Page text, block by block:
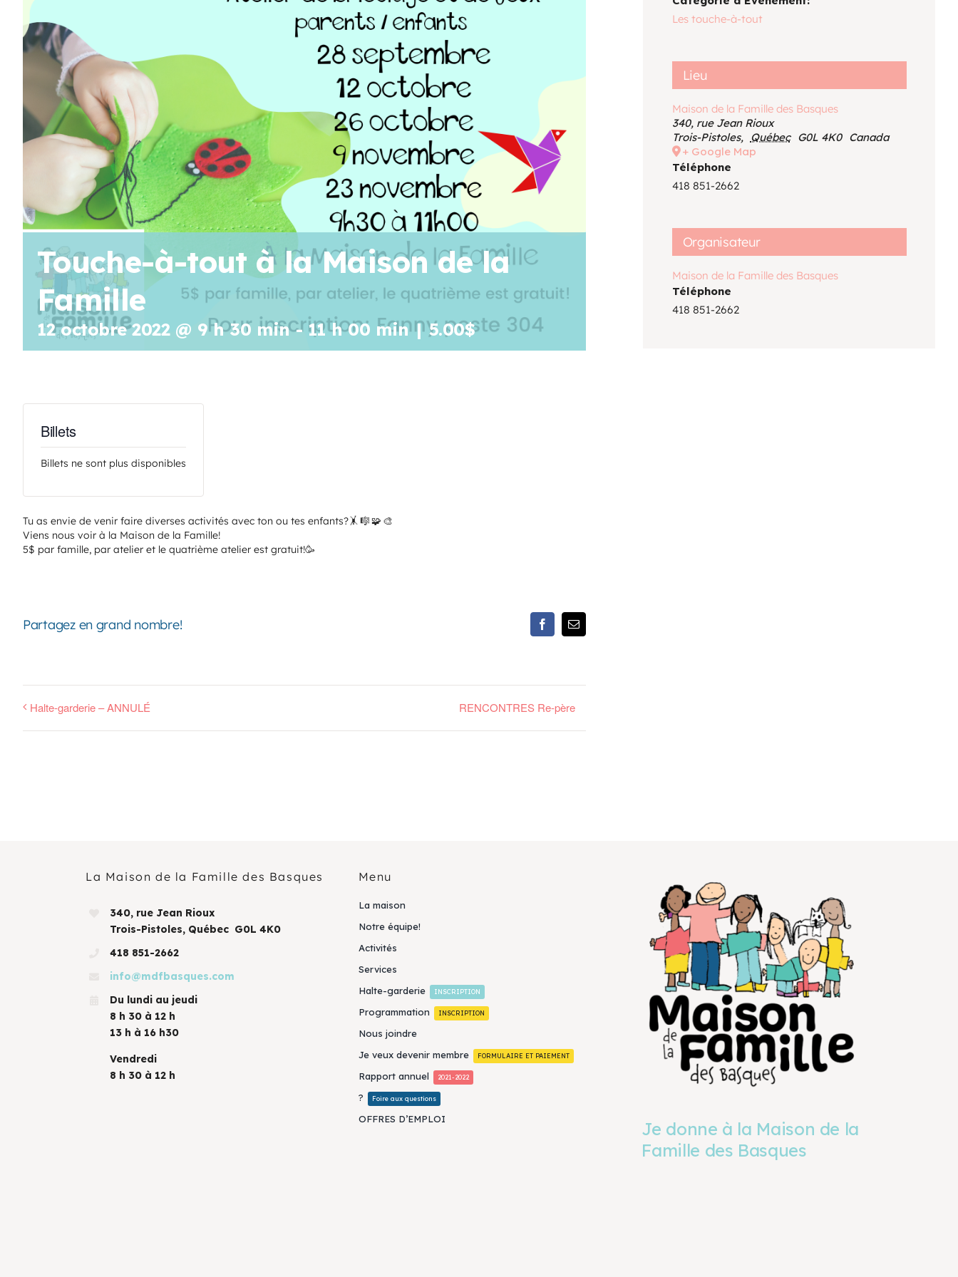
11 H 30 Min
Pique-nique au parc poisson – Trois-Pistoles
AOÛT
20
10 H 00 Min -11 H 30 Min
Marche en famille
Voir Le Calendrier
Touche-à-tout à la Maison de la
Famille
12 octobre 2022 @ 9 h 30 min-11 h 00 min | 5.00$
Billets
Billets ne sont plus disponibles
Tu as envie de venir faire diverses activités avec ton ou tes enfants?
Viens nous voir à la Maison de la Famille!
5$ par famille, par atelier et le quatrième atelier est gratuit!
Partagez en grand nombre! FacebookEmail
Halte-garderie – ANNULÉ RENCONTRES Re-père
Les touche-à-tout
Lieu
Maison de la Famille des Basques
340, rue Jean Rioux
Trois-Pistoles, Québec G0L 4K0 Canada
+ Google Map
Téléphone
418 851-2662
Organisateur
Maison de la Famille des Basques
Téléphone
418 851-2662
La Maison de la Famille des Basques
340, rue Jean Rioux
Trois-Pistoles, Québec G0L 4K0
418 851-2662
info@mdfbasques.com
Du lundi au jeudi
8 h 30 à 12 h
13 h à 16 h30
Vendredi
8 h 30 à 12 h
Menu
La maison
Notre équipe!
Activités
Services
Halte-garderie
INSCRIPTION
Programmation INSCRIPTION
Nous joindre
Je veux devenir membre
FORMULAIRE ET PAIEMENT
Rapport annuel 2021-2022
? Foire aux questions
OFFRES D’EMPLOI
Je donne à la Maison de la
Famille des Basques